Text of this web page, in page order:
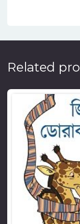
Related